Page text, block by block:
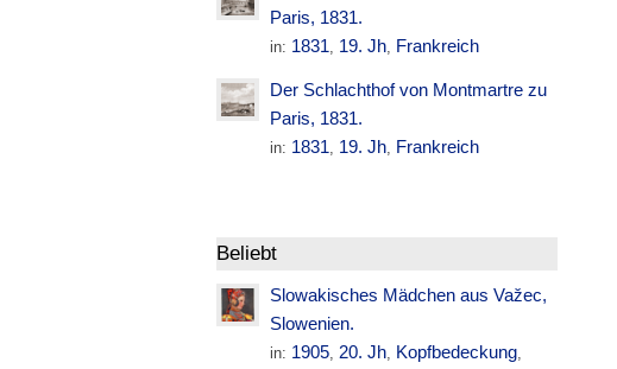
Paris, 1831.
in: 1831, 19. Jh, Frankreich
Der Schlachthof von Montmartre zu
Paris, 1831.
in: 1831, 19. Jh, Frankreich
Beliebt
Slowakisches Mädchen aus Važec,
Slowenien.
in: 1905,20. Jh, Kopfbedeckung,